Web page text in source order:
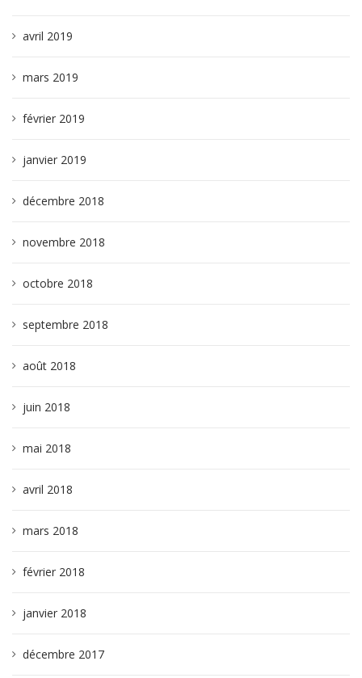
avril 2019
mars 2019
février 2019
janvier 2019
décembre 2018
novembre 2018
octobre 2018
septembre 2018
août 2018
juin 2018
mai 2018
avril 2018
mars 2018
février 2018
janvier 2018
décembre 2017